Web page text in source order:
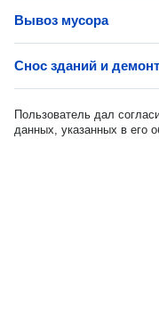
Вывоз мусора
Снос зданий и
Пользователь дал
данных, указанных в его